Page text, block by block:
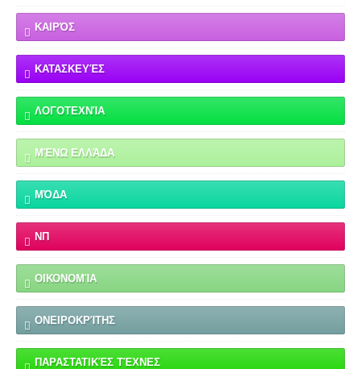
ΚΑΙΡΌΣ
ΚΑΤΑΣΚΕΥΈΣ
ΛΟΓΟΤΕΧΝΊΑ
ΜΈΝΩ ΕΛΛΆΔΑ
ΜΌΔΑ
ΝΠ
ΟΙΚΟΝΟΜΊΑ
ΟΝΕΙΡΟΚΡΊΤΗΣ
ΠΑΡΑΣΤΑΤΙΚΈΣ ΤΈΧΝΕΣ